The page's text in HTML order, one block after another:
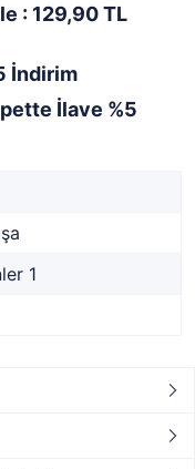
: 129,90 TL
İndirim
İlave %5
1